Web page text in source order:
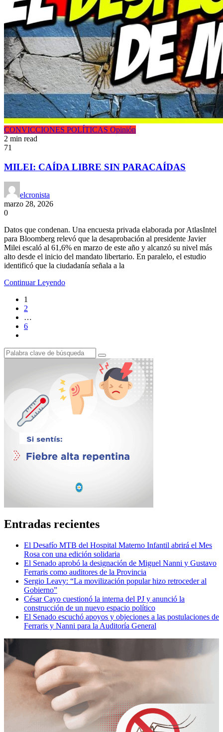
CONVICCIONES POLÍTICAS Opinión
2 min read
71
MILEI: CAÍDA LIBRE SIN PARACAÍDAS
elcronista
marzo 28, 2026
0
Datos que condenan. Una encuesta privada elaborada por AtlasIntel
para Bloomberg relevó que la desaprobación al presidente Javier
Milei escaló al 61,6% en marzo de este año y alcanzó su nivel más
alto desde el inicio del mandato libertario. En paralelo, el estudio
identificó que la ciudadanía señala a la
Continuar Leyendo
1
2
…
6
Entradas recientes
El Desafío MTB del Hospital Materno Infantil abrirá el Mes
Rosa con una edición solidaria
El Senado aprobó la designación de Miguel Nanni y Gustavo
Ferraris como auditores de la Provincia
Sergio Leavy: “La movilización popular hizo retroceder al
Gobierno”
César Cayo cuestionó la interna del PJ y anunció la
construcción de un nuevo espacio político
El Senado escuchó apoyos y objeciones a las postulaciones de
Ferraris y Nanni para la Auditoría General